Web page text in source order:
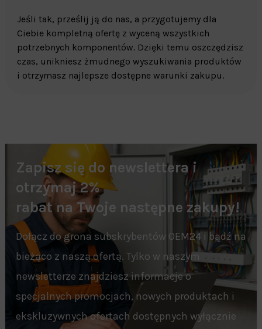
Jeśli tak, prześlij ją do nas, a przygotujemy dla
Ciebie kompletną ofertę z wyceną wszystkich
potrzebnych komponentów. Dzięki temu oszczędzisz
czas, unikniesz żmudnego wyszukiwania produktów
i otrzymasz najlepsze dostępne warunki zakupu.
Zapisz się do newslettera i
otrzymaj 2%
rabat na Twoje następne zakupy!
Dołącz do grona subskrybentów OEM24 i bądź na
bieżąco z naszą ofertą. Tylko w naszym
newsletterze znajdziesz informacje o
specjalnych promocjach, nowych produktach i
ekskluzywnych ofertach dostępnych wyłącznie